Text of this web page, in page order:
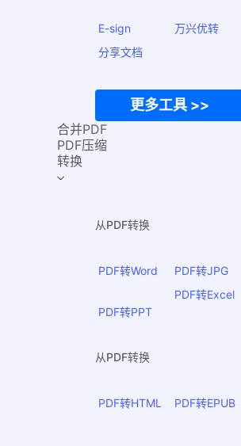
E-sign
万兴优转
分享文档
更多工具 >>
合并PDF
PDF压缩
转换
从PDF转换
PDF转Word PDF转JPG
PDF转PPT
PDF转Excel
从PDF转换
PDF转HTML PDF转EPUB